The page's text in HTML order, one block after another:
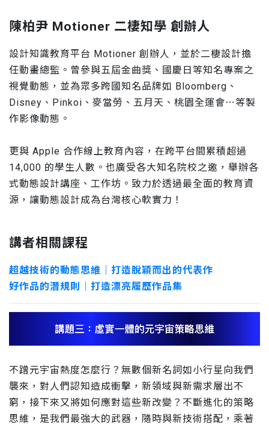
陳柏尹 Motioner 二棲知學 創辦人
設計知識教育平台 Motioner 創辦人，並於二棲設計擔
任動畫總監。曾參與五屆金曲獎、國慶日等知名專案之
視覺動態，並為眾多跨國知名品牌如 Bloomberg、
Disney、Pinkoi、麥當勞、五月天、桃園全運會⋯等製
作影像動態。
更與 Apple 合作線上教育內容，在跨平台間累積超過
14,000 的學生人數。也廣受各大知名院校之邀，舉辦各
式動態設計講座、工作坊。致力於透過最全面的教育資
源，讓動態設計成為台灣核心軟實力！
講者相關課程
超越技術的動態思維｜打造脫穎而出的代表作
好作品的潛規則｜打造漂亮履歷作品集
不蹭元宇宙熱度怎麼行？無數個新名詞如小行星向我們
襲來，對人們認知造成衝擊，新領域與新需求層出不
窮，接下來又將如何應對這些新改變？不斷進化的策略
思維，是我們最強大的武器，隨時與新技術搭配，乘著